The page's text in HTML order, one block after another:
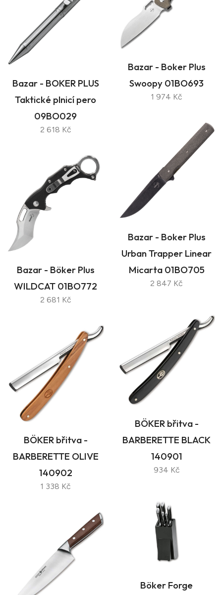
Bazar - Boker Plus
Swoopy 01BO693
1 974 Kč
Bazar - BOKER PLUS
Taktické plnicí pero
09BO029
2 618 Kč
Bazar - Boker Plus
Urban Trapper Linear
Micarta 01BO705
2 847 Kč
Bazar - Böker Plus
WILDCAT 01BO772
2 681 Kč
BÖKER břitva -
BARBERETTE BLACK
140901
934 Kč
BÖKER břitva -
BARBERETTE OLIVE
140902
1 338 Kč
Böker Forge